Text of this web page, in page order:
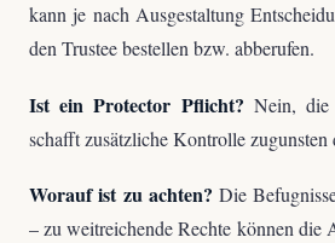
kann je nach Ausgestaltung
den Trustee bestellen bzw. abberufen.
Ist ein Protector Pflicht? Nein,
schafft zusätzliche Kontrolle zugunsten
Worauf ist zu achten? Die
– zu weitreichende Rechte können die